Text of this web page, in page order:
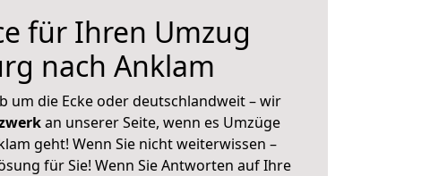
für Ihren Umzug
nach Anklam
um die Ecke oder deutschlandweit – wir
an unserer Seite, wenn es Umzüge
geht! Wenn Sie nicht weiterwissen –
für Sie! Wenn Sie Antworten auf Ihre